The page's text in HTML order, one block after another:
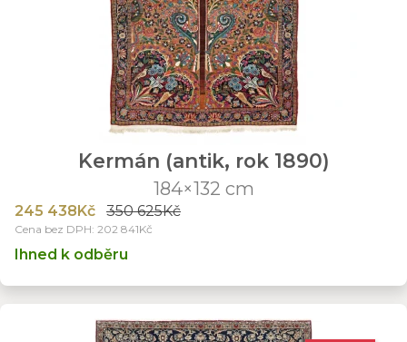
Kermán (antik, rok 1890)
184×132 cm
245 438Kč 350 625Kč
Cena bez DPH: 202 841Kč
Ihned k odběru